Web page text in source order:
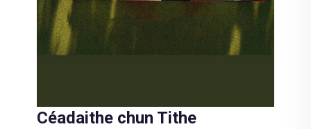
Céadaithe chun Tithe